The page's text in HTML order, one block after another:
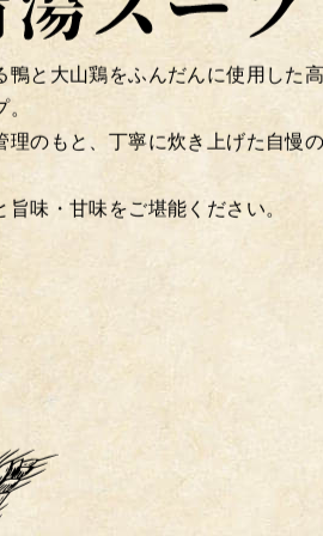
鴨と大山鶏をふんだんに使用した
理のもと、丁寧に炊き上げた自慢
旨味・甘味をご堪能ください。